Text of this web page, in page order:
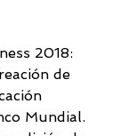
2018:
de
Mundial.